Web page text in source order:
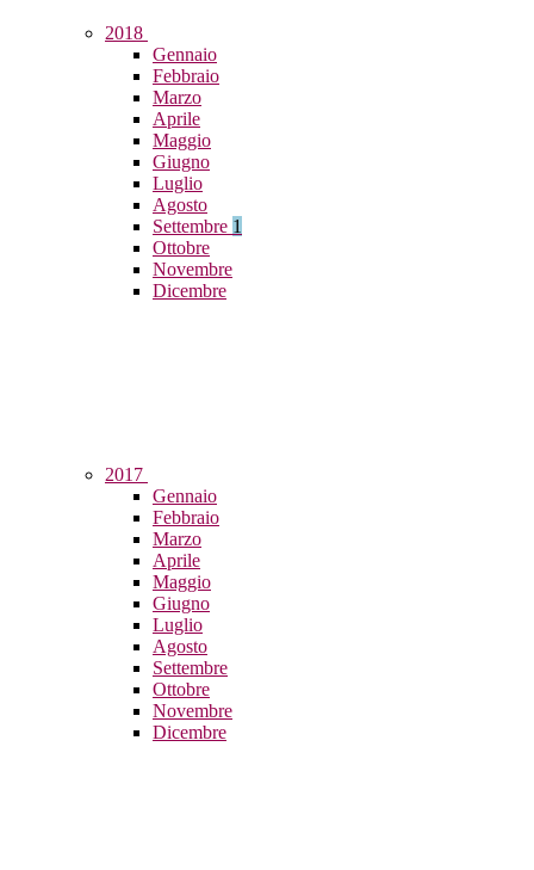
2018
Gennaio
Febbraio
Marzo
Aprile
Maggio
Giugno
Luglio
Agosto
Settembre 1
Ottobre
Novembre
Dicembre
2017
Gennaio
Febbraio
Marzo
Aprile
Maggio
Giugno
Luglio
Agosto
Settembre
Ottobre
Novembre
Dicembre